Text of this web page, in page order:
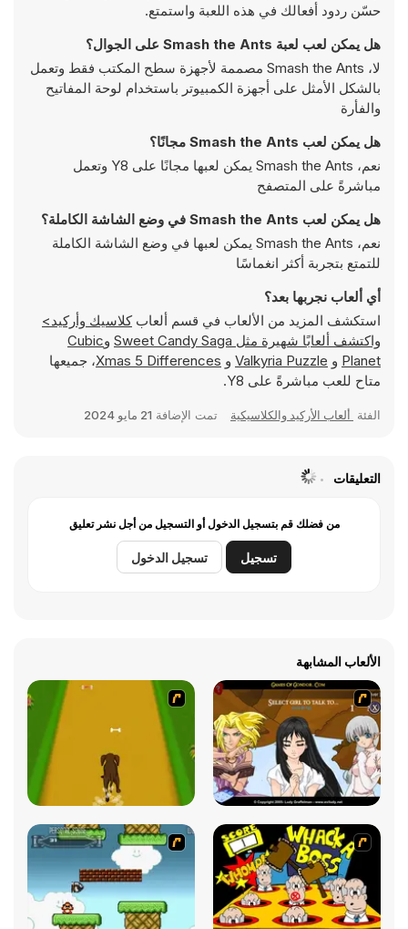
حسّن ردود أفعالك في هذه اللعبة واستمتع.
هل يمكن لعب لعبة Smash the Ants على الجوال؟
لا، Smash the Ants مصممة لأجهزة سطح المكتب فقط وتعمل
بالشكل الأمثل على أجهزة الكمبيوتر باستخدام لوحة المفاتيح
والفأرة
هل يمكن لعب Smash the Ants مجانًا؟
نعم، Smash the Ants يمكن لعبها مجانًا على Y8 وتعمل
مباشرةً على المتصفح
هل يمكن لعب Smash the Ants في وضع الشاشة الكاملة؟
نعم، Smash the Ants يمكن لعبها في وضع الشاشة الكاملة
للتمتع بتجربة أكثر انغماسًا
أي ألعاب نجربها بعد؟
استكشف المزيد من الألعاب في قسم ألعابكلاسيك وأركيد>
واكتشف ألعابًا شهيرة مثل Sweet Candy Saga وCubic
Planet و Valkyria Puzzle و Xmas 5 Differences، جميعها
متاح للعب مباشرةً على Y8.
الفئة ألعاب الأركيد والكلاسيكية تمت الإضافة 21 مايو 2024
التعليقات
من فضلك قم بتسجيل الدخول أو التسجيل من أجل نشر تعليق
تسجيل تسجيل الدخول
الألعاب المشابهة